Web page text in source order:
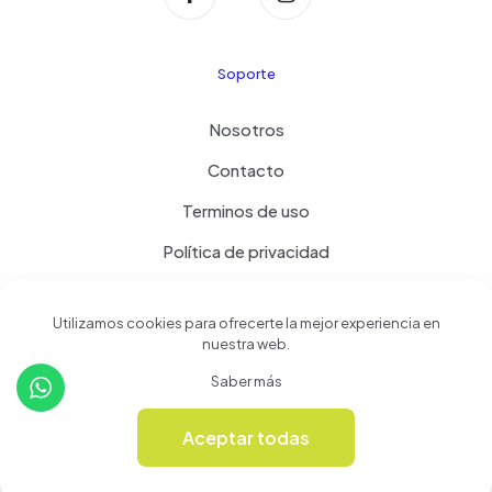
Soporte
Nosotros
Contacto
Terminos de uso
Política de privacidad
Productos
Tienda
Utilizamos cookies para ofrecerte la mejor experiencia en
nuestra web.
Saber más
Aceptar todas